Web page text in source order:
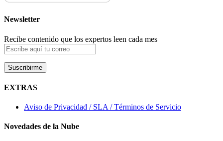
Newsletter
Recibe contenido que los expertos leen cada mes
EXTRAS
Aviso de Privacidad / SLA / Términos de Servicio
Novedades de la Nube